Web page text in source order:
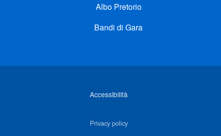
Albo Pretorio
Bandi di Gara
Accessibilità
Privacy policy